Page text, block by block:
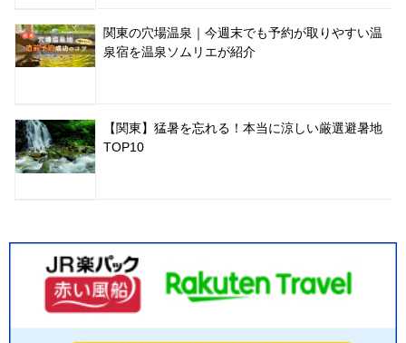
関東の穴場温泉｜今週末でも予約が取りやすい温
泉宿を温泉ソムリエが紹介
【関東】猛暑を忘れる！本当に涼しい厳選避暑地
TOP10